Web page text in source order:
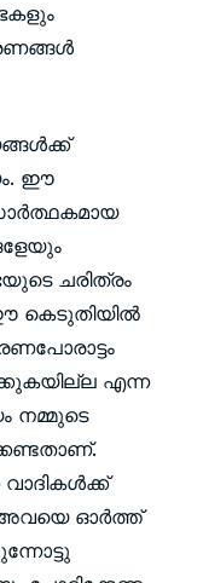
ഈ
ചരിത്രം
കെടുതിയില്‍
എന്ന
നമ്മുടെ
അവയെ ഓര്‍ത്ത്